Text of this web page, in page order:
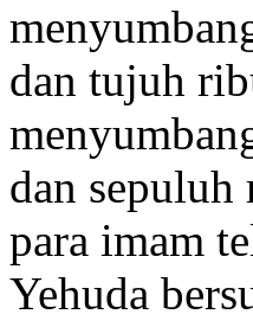
dan tujuh
dan sepuluh
para imam
Yehuda